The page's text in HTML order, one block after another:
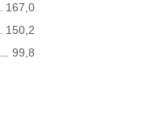
167,0
150,2
99,8